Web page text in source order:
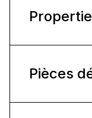
Pièces